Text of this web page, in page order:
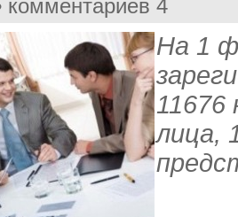
комментариев 4
На 1
11676
лица,